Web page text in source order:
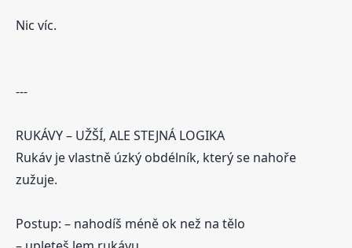
Nic víc.
---
RUKÁVY – UŽŠÍ, ALE STEJNÁ LOGIKA
Rukáv je vlastně úzký obdélník, který se nahoře
zužuje.
Postup: – nahodíš méně ok než na tělo